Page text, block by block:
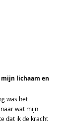
lichaam en
was het
wat mijn
dat ik de kracht